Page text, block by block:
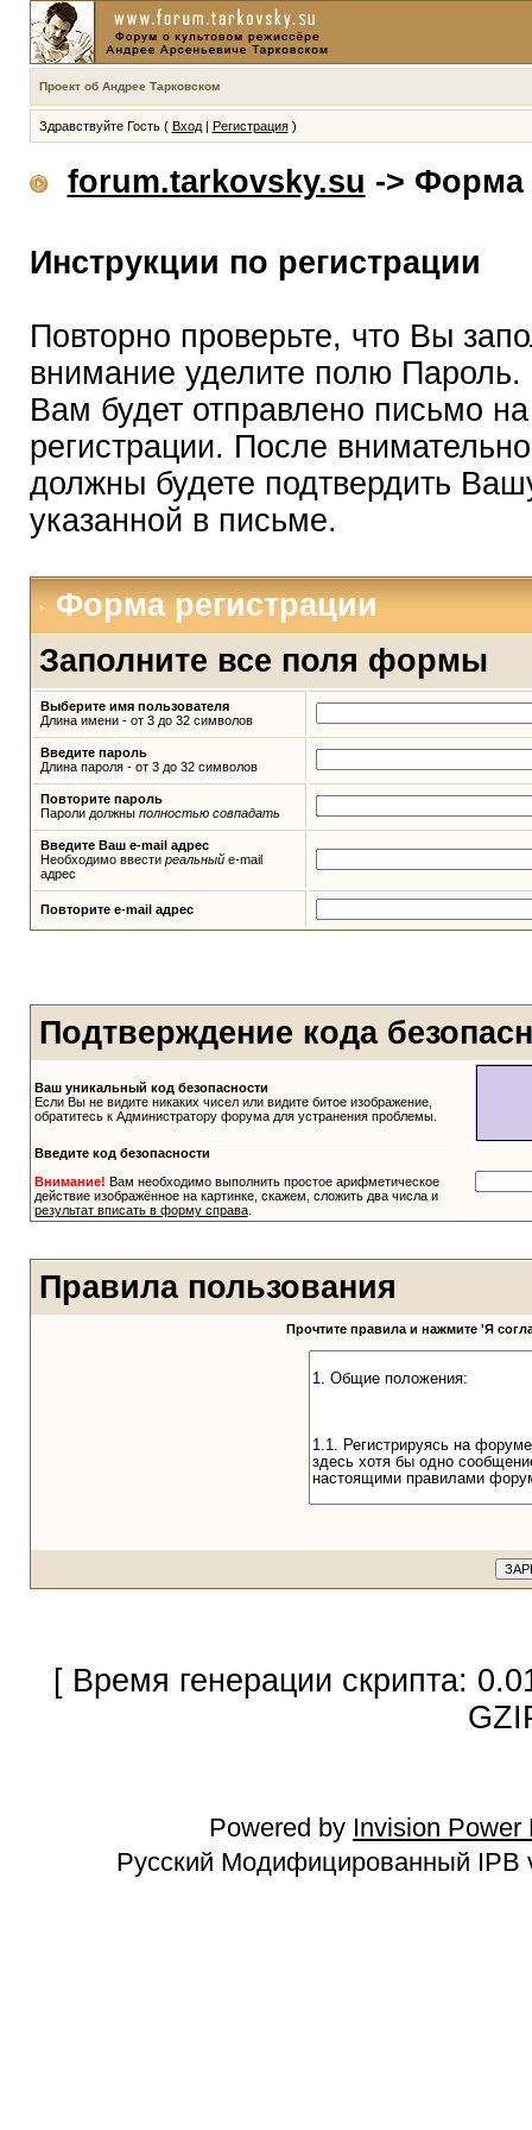
Проект об Андрее Тарковском
Здравствуйте Гость ( Вход| Регистрация)
forum.tarkovsky.su -> Форма
Инструкции по регистрации
Повторно проверьте, что Вы
внимание уделите полю Пароль.
Вам будет отправлено письмо
регистрации. После
должны будете подтвердить
указанной в письме.
Форма регистрации
Заполните все поля формы
Выберите имя пользователя
Длина имени - от 3 до 32 символов
Введите пароль
Длина пароля - от 3 до 32 символов
Повторите пароль
Пароли должны полностью совпадать
Введите Ваш e-mail адрес
Необходимо ввести реальныйe-mail
адрес
Повторите e-mail адрес
Подтверждение кода
Ваш уникальный код безопасности
Если Вы не видите никаких чисел или видите битое изображение,
обратитесь к Администратору форума для устранения проблемы.
Введите код безопасности
Внимание! Вам необходимо выполнить простое арифметическое
действие изображённое на картинке, скажем, сложить два числа и
результат вписать в форму справа.
Правила пользования
Прочтите правила и нажмите 'Я
[ Время генерации скрипта:
Powered by Invision Power
Русский Модифицированный IPB